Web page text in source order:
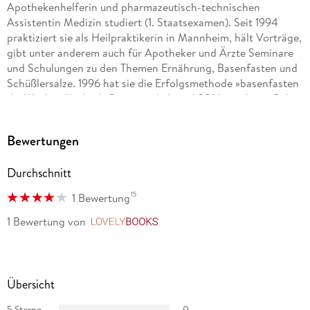
Apothekenhelferin und pharmazeutisch­-technischen
Assistentin Medizin studiert (1. Staatsexamen). Seit 1994
praktiziert sie als Heilpraktikerin in Mannheim, hält Vorträge,
gibt unter anderem auch für Apotheker und Ärzte Seminare
und Schulungen zu den Themen Ernährung, Basenfasten und
Schüßlersalze. 1996 hat sie die Erfolgsmethode »basenfasten
die Wacker-­Methode®« entwickelt und 2014 mit ihrem Sohn
Leben gerufen. Sie hat bereits zahlreiche Bücher zu
Anliegen ist es, Menschen dabei zu helfen, Ihre Ernährungs-
und Lebensweise zu verbessern.
Brita Näser ist Heilpraktikerin, Ernährungsberaterin mit
basenreiche Ernährung. Seite mehreren Jahren ist sie als
Bewertungen
Durchschnitt
1 Bewertung15
1 Bewertung von
Übersicht